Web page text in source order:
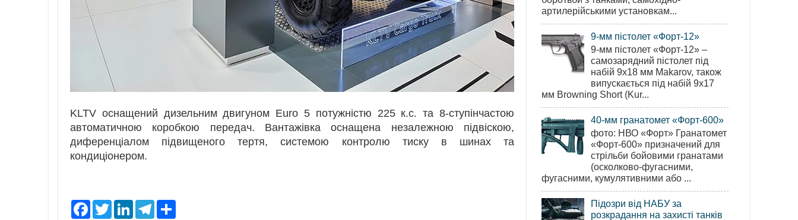
KLTV оснащений дизельним двигуном Euro 5 потужністю 225 к.с. та 8-ступінчастою
автоматичною коробкою передач. Вантажівка оснащена незалежною підвіскою,
диференціалом підвищеного тертя, системою контролю тиску в шинах та
кондиціонером.
F
a
T
w
L
T
артилерійськими установкам...
9-мм пістолет «Форт-12»
9-мм пістолет «Форт-12» –
самозарядний пістолет під
набій 9х18 мм Makarov, також
випускається під набій 9х17
мм Browning Short (Kur...
40-мм гранатомет «Форт-600»
фото: НВО «Форт» Гранатомет
«Форт-600» призначений для
стрільби бойовими гранатами
(осколково-фугасними,
фугасними, кумулятивними або ...
Підозри від НАБУ за
розкрадання на захисті танків